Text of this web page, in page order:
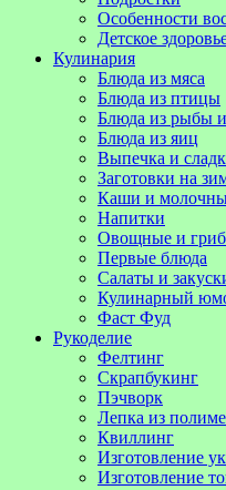
Особенности
Детское
Кулинария
Блюда из мяса
Блюда из птицы
Блюда из рыбы
Блюда из яиц
Выпечка и
Заготовки на
Каши и
Напитки
Овощные и
Первые блюда
Салаты и
Кулинарный
Фаст Фуд
Рукоделие
Фелтинг
Скрапбукинг
Пэчворк
Лепка из
Квиллинг
Изготовление
Изготовление